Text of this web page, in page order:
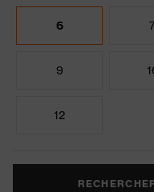
6
9
12